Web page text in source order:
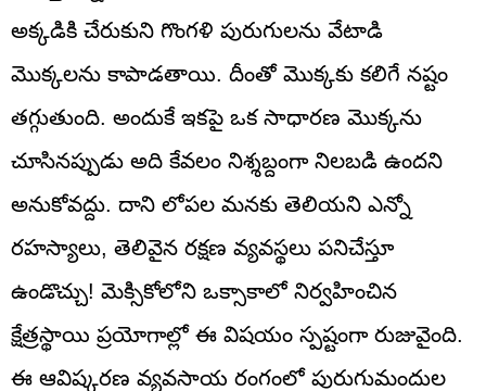
అక్కడికి చేరుకుని గొంగళి పురుగులను వేటాడి
మొక్కలను కాపాడతాయి. దీంతో మొక్కకు కలిగే నష్టం
తగ్గుతుంది. అందుకే ఇకపై ఒక సాధారణ మొక్కను
చూసినప్పుడు అది కేవలం నిశ్శబ్దంగా నిలబడి ఉందని
అనుకోవద్దు. దాని లోపల మనకు తెలియని ఎన్నో
రహస్యాలు, తెలివైన రక్షణ వ్యవస్థలు పనిచేస్తూ
ఉండొచ్చు! మెక్సికోలోని ఒక్సాకాలో నిర్వహించిన
క్షేత్రస్థాయి ప్రయోగాల్లో ఈ విషయం స్పష్టంగా రుజువైంది.
ఈ ఆవిష్కరణ వ్యవసాయ రంగంలో పురుగుమందుల